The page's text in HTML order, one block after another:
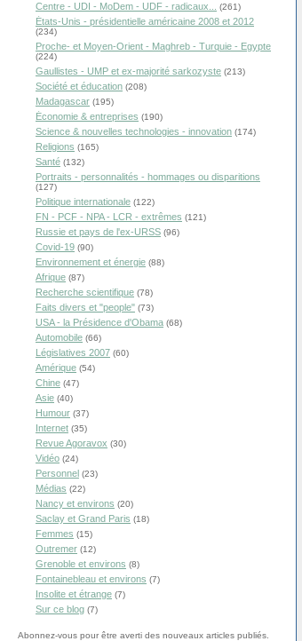
Centre - UDI - MoDem - UDF - radicaux... (261)
États-Unis - présidentielle américaine 2008 et 2012
(234)
Proche- et Moyen-Orient - Maghreb - Turquie - Egypte
(224)
Gaullistes - UMP et ex-majorité sarkozyste (213)
Société et éducation (208)
Madagascar (195)
Économie & entreprises (190)
Science & nouvelles technologies - innovation (174)
Religions (165)
Santé (132)
Portraits - personnalités - hommages ou disparitions
(127)
Politique internationale (122)
FN - PCF - NPA - LCR - extrêmes (121)
Russie et pays de l'ex-URSS (96)
Covid-19 (90)
Environnement et énergie (88)
Afrique (87)
Recherche scientifique (78)
Faits divers et "people" (73)
USA - la Présidence d'Obama (68)
Automobile (66)
Législatives 2007 (60)
Amérique (54)
Chine (47)
Asie (40)
Humour (37)
Internet (35)
Revue Agoravox (30)
Vidéo (24)
Personnel (23)
Médias (22)
Nancy et environs (20)
Saclay et Grand Paris (18)
Femmes (15)
Outremer (12)
Grenoble et environs (8)
Fontainebleau et environs (7)
Insolite et étrange (7)
Sur ce blog (7)
Abonnez-vous pour être averti des nouveaux articles publiés.